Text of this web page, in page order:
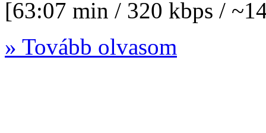
[63:07 min / 320 kbps /
» Tovább olvasom